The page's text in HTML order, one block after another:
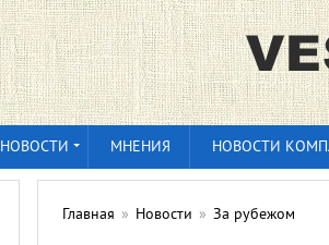
НОВОСТИ МНЕНИЯ НОВОСТИ
Главная » Новости » За рубежом